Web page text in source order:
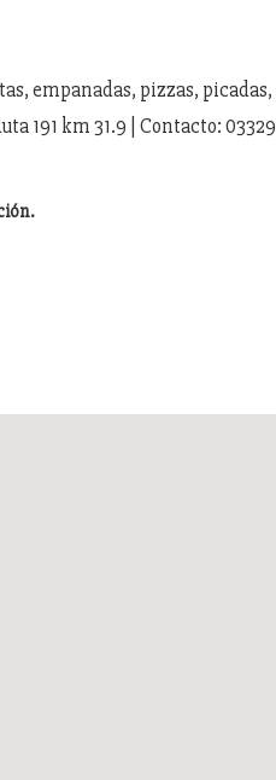
empanadas, pizzas, picadas,
191 km 31.9 | Contacto: 03329